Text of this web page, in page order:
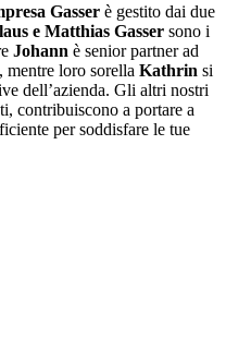
Gasser è gestito dai due
e Matthias Gasser sono i
Johann è senior partner ad
mentre loro sorella Kathrin si
dell’azienda. Gli altri nostri
contribuiscono a portare a
per soddisfare le tue